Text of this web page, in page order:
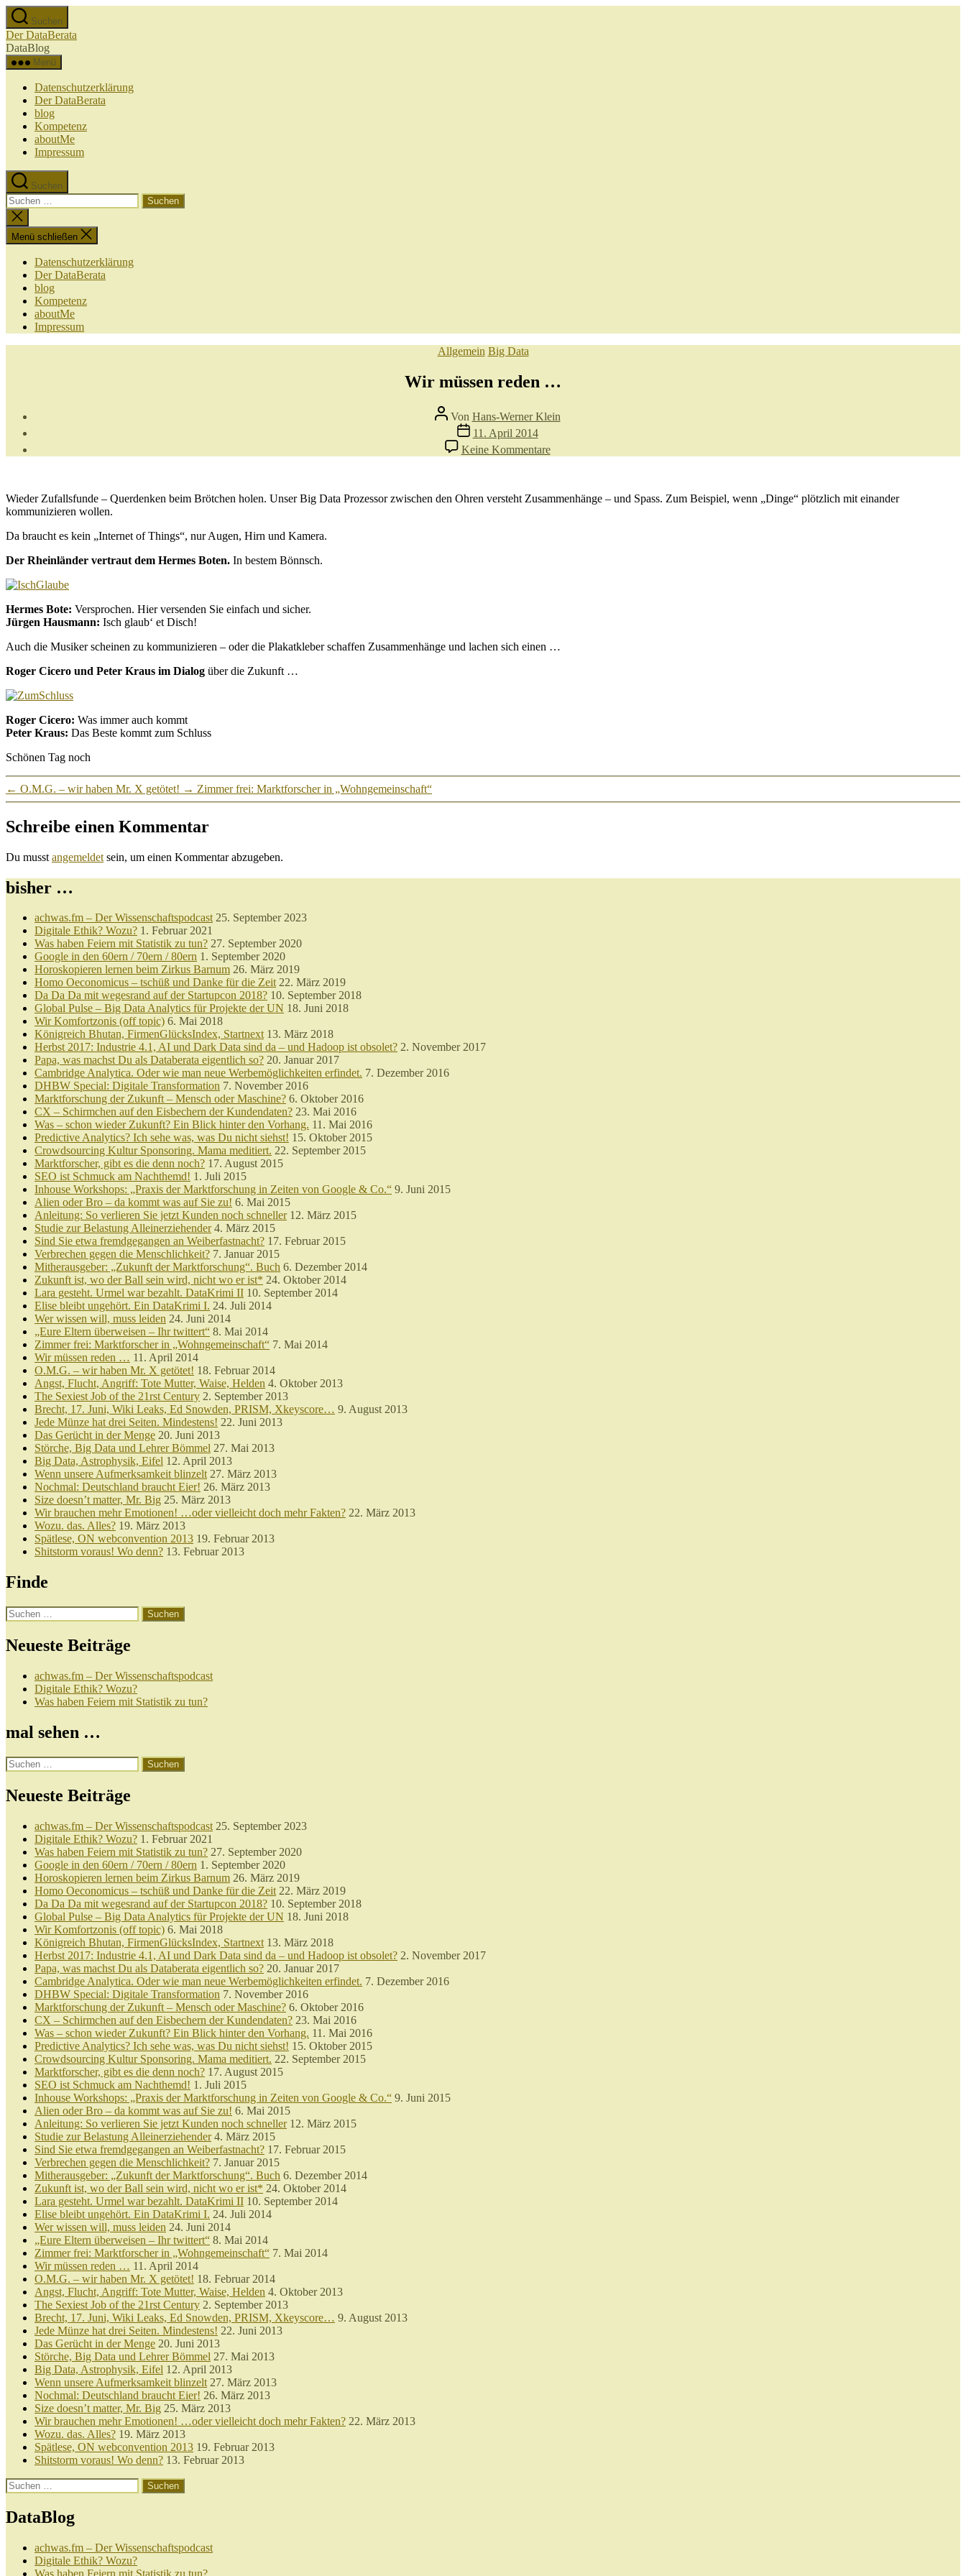
Zum
Inhalt
springen
Suchen
Der DataBerata
DataBlog
Menü
Datenschutzerklärung
Der DataBerata
blog
Kompetenz
aboutMe
Impressum
Suchen
Suchen
nach:
Suche
schließen
Menü schließen
Datenschutzerklärung
Der DataBerata
blog
Kompetenz
aboutMe
Impressum
Kategorien
Allgemein Big Data
Wir müssen reden …
Beitragsautor
Von Hans-Werner Klein
Veröffentlichungsdatum
11. April 2014
Keine Kommentarezu
Wir
…
Wieder Zufallsfunde – Querdenken beim Brötchen holen. Unser Big Data Prozessor zwischen den Ohren versteht Zusammenhänge – und Spass. Zum Beispiel, wenn „Dinge“ plötzlich mit einander
kommunizieren wollen.
Da braucht es kein „Internet of Things“, nur Augen, Hirn und Kamera.
Der Rheinländer vertraut dem Hermes Boten. In bestem Bönnsch.
Hermes Bote: Versprochen. Hier versenden Sie einfach und sicher.
Jürgen Hausmann: Isch glaub‘ et Disch!
Auch die Musiker scheinen zu kommunizieren – oder die Plakatkleber schaffen Zusammenhänge und lachen sich einen …
Roger Cicero und Peter Kraus im Dialog über die Zukunft …
Roger Cicero: Was immer auch kommt
Peter Kraus: Das Beste kommt zum Schluss
Schönen Tag noch
← O.M.G. – wir haben Mr. X getötet! → Zimmer frei: Marktforscher in „Wohngemeinschaft“
Schreibe einen Kommentar
Du musst angemeldet sein, um einen Kommentar abzugeben.
bisher …
achwas.fm – Der Wissenschaftspodcast 25. September 2023
Digitale Ethik? Wozu? 1. Februar 2021
Was haben Feiern mit Statistik zu tun? 27. September 2020
Google in den 60ern / 70ern / 80ern 1. September 2020
Horoskopieren lernen beim Zirkus Barnum 26. März 2019
Homo Oeconomicus – tschüß und Danke für die Zeit 22. März 2019
Da Da Da mit wegesrand auf der Startupcon 2018? 10. September 2018
Global Pulse – Big Data Analytics für Projekte der UN 18. Juni 2018
Wir Komfortzonis (off topic) 6. Mai 2018
Königreich Bhutan, FirmenGlücksIndex, Startnext 13. März 2018
Herbst 2017: Industrie 4.1, AI und Dark Data sind da – und Hadoop ist obsolet? 2. November 2017
Papa, was machst Du als Databerata eigentlich so? 20. Januar 2017
Cambridge Analytica. Oder wie man neue Werbemöglichkeiten erfindet. 7. Dezember 2016
DHBW Special: Digitale Transformation 7. November 2016
Marktforschung der Zukunft – Mensch oder Maschine? 6. Oktober 2016
CX – Schirmchen auf den Eisbechern der Kundendaten? 23. Mai 2016
Was – schon wieder Zukunft? Ein Blick hinter den Vorhang. 11. Mai 2016
Predictive Analytics? Ich sehe was, was Du nicht siehst! 15. Oktober 2015
Crowdsourcing Kultur Sponsoring. Mama meditiert. 22. September 2015
Marktforscher, gibt es die denn noch? 17. August 2015
SEO ist Schmuck am Nachthemd! 1. Juli 2015
Inhouse Workshops: „Praxis der Marktforschung in Zeiten von Google & Co.“ 9. Juni 2015
Alien oder Bro – da kommt was auf Sie zu! 6. Mai 2015
Anleitung: So verlieren Sie jetzt Kunden noch schneller 12. März 2015
Studie zur Belastung Alleinerziehender 4. März 2015
Sind Sie etwa fremdgegangen an Weiberfastnacht? 17. Februar 2015
Verbrechen gegen die Menschlichkeit? 7. Januar 2015
Mitherausgeber: „Zukunft der Marktforschung“. Buch 6. Dezember 2014
Zukunft ist, wo der Ball sein wird, nicht wo er ist* 24. Oktober 2014
Lara gesteht. Urmel war bezahlt. DataKrimi II 10. September 2014
Elise bleibt ungehört. Ein DataKrimi I. 24. Juli 2014
Wer wissen will, muss leiden 24. Juni 2014
„Eure Eltern überweisen – Ihr twittert“ 8. Mai 2014
Zimmer frei: Marktforscher in „Wohngemeinschaft“ 7. Mai 2014
Wir müssen reden … 11. April 2014
O.M.G. – wir haben Mr. X getötet! 18. Februar 2014
Angst, Flucht, Angriff: Tote Mutter, Waise, Helden 4. Oktober 2013
The Sexiest Job of the 21rst Century 2. September 2013
Brecht, 17. Juni, Wiki Leaks, Ed Snowden, PRISM, Xkeyscore… 9. August 2013
Jede Münze hat drei Seiten. Mindestens! 22. Juni 2013
Das Gerücht in der Menge 20. Juni 2013
Störche, Big Data und Lehrer Bömmel 27. Mai 2013
Big Data, Astrophysik, Eifel 12. April 2013
Wenn unsere Aufmerksamkeit blinzelt 27. März 2013
Nochmal: Deutschland braucht Eier! 26. März 2013
Size doesn’t matter, Mr. Big 25. März 2013
Wir brauchen mehr Emotionen! …oder vielleicht doch mehr Fakten? 22. März 2013
Wozu. das. Alles? 19. März 2013
Spätlese, ON webconvention 2013 19. Februar 2013
Shitstorm voraus! Wo denn? 13. Februar 2013
Finde
Suchen
nach:
Neueste Beiträge
achwas.fm – Der Wissenschaftspodcast
Digitale Ethik? Wozu?
Was haben Feiern mit Statistik zu tun?
mal sehen …
Suchen
nach:
Neueste Beiträge
achwas.fm – Der Wissenschaftspodcast 25. September 2023
Digitale Ethik? Wozu? 1. Februar 2021
Was haben Feiern mit Statistik zu tun? 27. September 2020
Google in den 60ern / 70ern / 80ern 1. September 2020
Horoskopieren lernen beim Zirkus Barnum 26. März 2019
Homo Oeconomicus – tschüß und Danke für die Zeit 22. März 2019
Da Da Da mit wegesrand auf der Startupcon 2018? 10. September 2018
Global Pulse – Big Data Analytics für Projekte der UN 18. Juni 2018
Wir Komfortzonis (off topic) 6. Mai 2018
Königreich Bhutan, FirmenGlücksIndex, Startnext 13. März 2018
Herbst 2017: Industrie 4.1, AI und Dark Data sind da – und Hadoop ist obsolet? 2. November 2017
Papa, was machst Du als Databerata eigentlich so? 20. Januar 2017
Cambridge Analytica. Oder wie man neue Werbemöglichkeiten erfindet. 7. Dezember 2016
DHBW Special: Digitale Transformation 7. November 2016
Marktforschung der Zukunft – Mensch oder Maschine? 6. Oktober 2016
CX – Schirmchen auf den Eisbechern der Kundendaten? 23. Mai 2016
Was – schon wieder Zukunft? Ein Blick hinter den Vorhang. 11. Mai 2016
Predictive Analytics? Ich sehe was, was Du nicht siehst! 15. Oktober 2015
Crowdsourcing Kultur Sponsoring. Mama meditiert. 22. September 2015
Marktforscher, gibt es die denn noch? 17. August 2015
SEO ist Schmuck am Nachthemd! 1. Juli 2015
Inhouse Workshops: „Praxis der Marktforschung in Zeiten von Google & Co.“ 9. Juni 2015
Alien oder Bro – da kommt was auf Sie zu! 6. Mai 2015
Anleitung: So verlieren Sie jetzt Kunden noch schneller 12. März 2015
Studie zur Belastung Alleinerziehender 4. März 2015
Sind Sie etwa fremdgegangen an Weiberfastnacht? 17. Februar 2015
Verbrechen gegen die Menschlichkeit? 7. Januar 2015
Mitherausgeber: „Zukunft der Marktforschung“. Buch 6. Dezember 2014
Zukunft ist, wo der Ball sein wird, nicht wo er ist* 24. Oktober 2014
Lara gesteht. Urmel war bezahlt. DataKrimi II 10. September 2014
Elise bleibt ungehört. Ein DataKrimi I. 24. Juli 2014
Wer wissen will, muss leiden 24. Juni 2014
„Eure Eltern überweisen – Ihr twittert“ 8. Mai 2014
Zimmer frei: Marktforscher in „Wohngemeinschaft“ 7. Mai 2014
Wir müssen reden … 11. April 2014
O.M.G. – wir haben Mr. X getötet! 18. Februar 2014
Angst, Flucht, Angriff: Tote Mutter, Waise, Helden 4. Oktober 2013
The Sexiest Job of the 21rst Century 2. September 2013
Brecht, 17. Juni, Wiki Leaks, Ed Snowden, PRISM, Xkeyscore… 9. August 2013
Jede Münze hat drei Seiten. Mindestens! 22. Juni 2013
Das Gerücht in der Menge 20. Juni 2013
Störche, Big Data und Lehrer Bömmel 27. Mai 2013
Big Data, Astrophysik, Eifel 12. April 2013
Wenn unsere Aufmerksamkeit blinzelt 27. März 2013
Nochmal: Deutschland braucht Eier! 26. März 2013
Size doesn’t matter, Mr. Big 25. März 2013
Wir brauchen mehr Emotionen! …oder vielleicht doch mehr Fakten? 22. März 2013
Wozu. das. Alles? 19. März 2013
Spätlese, ON webconvention 2013 19. Februar 2013
Shitstorm voraus! Wo denn? 13. Februar 2013
Suchen
nach:
DataBlog
achwas.fm – Der Wissenschaftspodcast
Digitale Ethik? Wozu?
Was haben Feiern mit Statistik zu tun?